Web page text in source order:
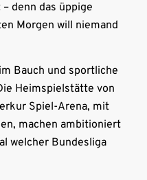
denn das üppige
Morgen will niemand
Bauch und sportliche
Heimspielstätte von
Spiel-Arena, mit
machen ambitioniert
welcher Bundesliga